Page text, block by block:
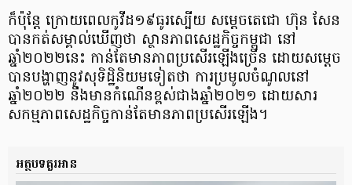
ក៏ប៉ុន្តែ ក្រោយពេលកូវីដ១៩ធូរស្បើយ សម្ដេចតេជោ ហ៊ុន សែន
បានកត់សម្គាល់ឃើញថា ស្ថានភាពសេដ្ឋកិច្ចកម្ពុជា នៅ
ឆ្នាំ២០២២នេះ កាន់តែមានភាពប្រសើរឡើងច្រើន ដោយសម្តេច
បានបង្ហាញនូវសុទិដ្ឋិនិយមទៀតថា ការប្រមូលចំណូលនៅ
ឆ្នាំ២០២២ នឹងមានកំណើនខ្ពស់ជាងឆ្នាំ២០២១ ដោយសារ
សកម្មភាពសេដ្ឋកិច្ចកាន់តែមានភាពប្រសើរឡើង។
អត្ថបទគួរអាន